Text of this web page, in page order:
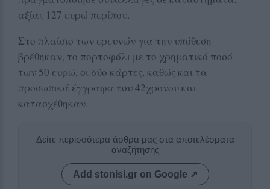
αξίας 127 ευρώ περίπου.
Στο πλαίσιο των ερευνών για την υπόθεση
βρέθηκαν, το πορτοφόλι με το χρηματικό ποσό
των 50 ευρώ, οι δύο κάρτες, καθώς και τα
προσωπικά έγγραφα του 42χρονου και
κατασχέθηκαν.
Δείτε περισσότερα άρθρα μας στα αποτελέσματα
αναζήτησης
Add stonisi.gr on Google ↗